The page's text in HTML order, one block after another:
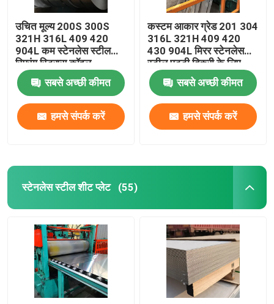
उचित मूल्य 200S 300S
321H 316L 409 420
904L कम स्टेनलेस स्टील
स्प्रिंग स्ट्रिप्स कॉइल
सबसे अच्छी कीमत
हमसे संपर्क करें
कस्टम आकार ग्रेड 201 304
316L 321H 409 420
430 904L मिरर स्टेनलेस
स्टील पट्टी बिक्री के लिए
सबसे अच्छी कीमत
हमसे संपर्क करें
स्टेनलेस स्टील शीट प्लेट (55)